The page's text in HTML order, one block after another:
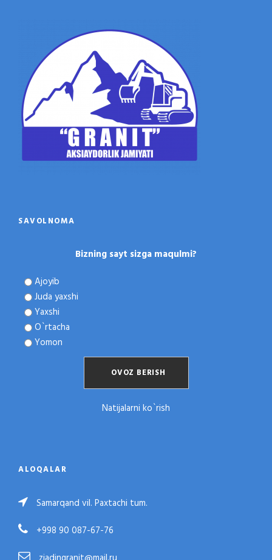
SAVOLNOMA
Bizning sayt sizga maqulmi?
Ajoyib
Juda yaxshi
Yaxshi
O`rtacha
Yomon
Natijalarni ko`rish
ALOQALAR
Samarqand vil. Paxtachi tum.
+998 90 087-67-76